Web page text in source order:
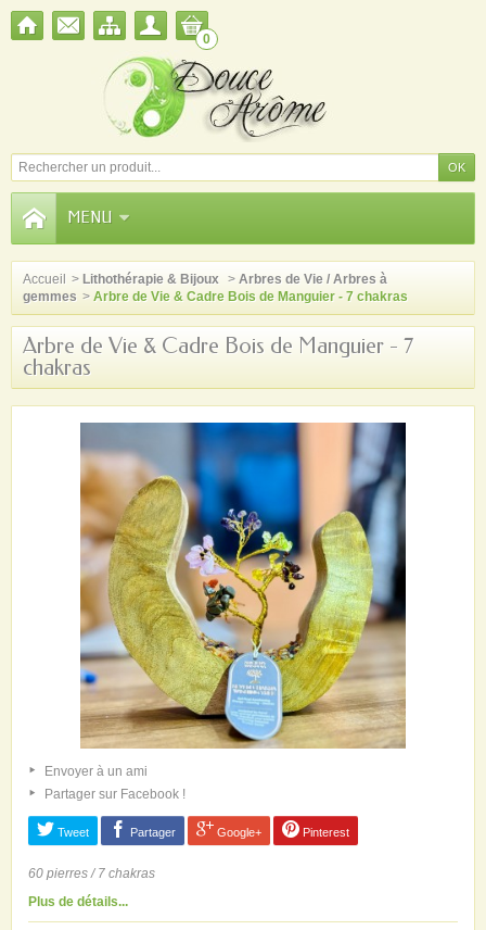
0
MENU
Accueil > Lithothérapie & Bijoux > Arbres de Vie / Arbres à
gemmes > Arbre de Vie & Cadre Bois de Manguier - 7 chakras
Arbre de Vie & Cadre Bois de Manguier - 7
chakras
Envoyer à un ami
Partager sur Facebook !
Tweet Partager Google+ Pinterest
60 pierres / 7 chakras
Plus de détails...